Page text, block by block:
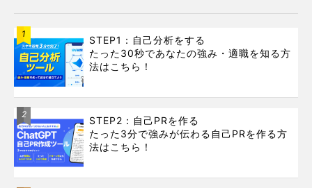
1
STEP1：自己分析をする
たった30秒であなたの強み・適職を知る方
法はこちら！
2
STEP2：自己PRを作る
たった3分で強みが伝わる自己PRを作る方
法はこちら！